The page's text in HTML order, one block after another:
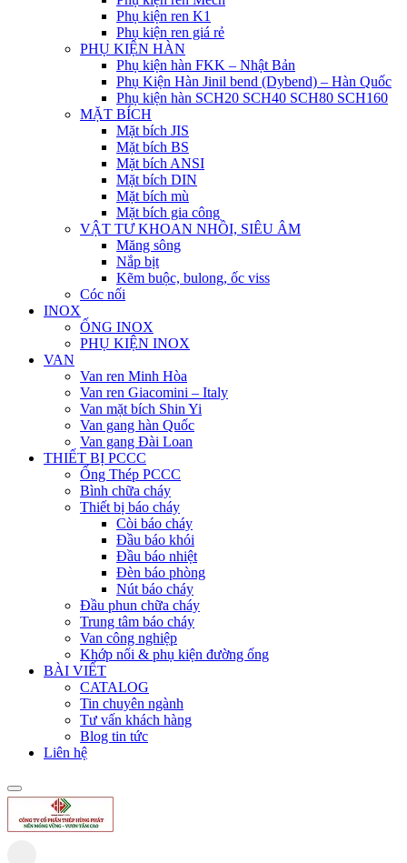
Phụ kiện ren K1
Phụ kiện ren giá rẻ
PHỤ KIỆN HÀN
Phụ kiện hàn FKK – Nhật Bản
Phụ Kiện Hàn Jinil bend (Dybend) – Hàn Quốc
Phụ kiện hàn SCH20 SCH40 SCH80 SCH160
MẶT BÍCH
Mặt bích JIS
Mặt bích BS
Mặt bích ANSI
Mặt bích DIN
Mặt bích mù
Mặt bích gia công
VẬT TƯ KHOAN NHỒI, SIÊU ÂM
Măng sông
Nắp bịt
Kẽm buộc, bulong, ốc viss
Cóc nối
INOX
ỐNG INOX
PHỤ KIỆN INOX
VAN
Van ren Minh Hòa
Van ren Giacomini – Italy
Van mặt bích Shin Yi
Van gang hàn Quốc
Van gang Đài Loan
THIẾT BỊ PCCC
Ống Thép PCCC
Bình chữa cháy
Thiết bị báo cháy
Còi báo cháy
Đầu báo khói
Đầu báo nhiệt
Đèn báo phòng
Nút báo cháy
Đầu phun chữa cháy
Trung tâm báo cháy
Van công nghiệp
Khớp nối & phụ kiện đường ống
BÀI VIẾT
CATALOG
Tin chuyên ngành
Tư vấn khách hàng
Blog tin tức
Liên hệ